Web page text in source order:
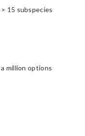
> 15 subspecies
a million options